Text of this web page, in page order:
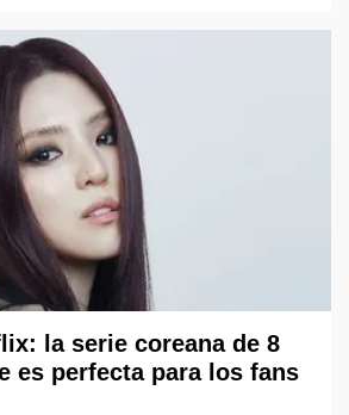
la serie coreana de 8
es perfecta para los fans